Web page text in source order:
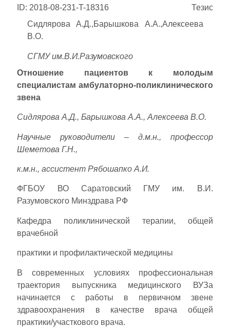
ID: 2018-08-231-T-18316
Тезис
Сидлярова А.Д.,Барышкова А.А.,Алексеева
В.О.
СГМУ им.В.И.Разумовского
Отношение пациентов к молодым
специалистам амбулаторно-поликлинического
звена
Сидлярова А.Д., Барышкова А.А., Алексеева В.О.
Научные руководители – д.м.н., профессор
Шеметова Г.Н.,
к.м.н., ассистент Рябошапко А.И.
ФГБОУ ВО Саратовский ГМУ им. В.И.
Разумовского Минздрава РФ
Кафедра поликлинической терапии, общей
врачебной
практики и профилактической медицины
В современных условиях профессиональная
траектория выпускника медицинского ВУЗа
начинается с работы в первичном звене
здравоохранения в качестве врача общей
практики/участкового врача.